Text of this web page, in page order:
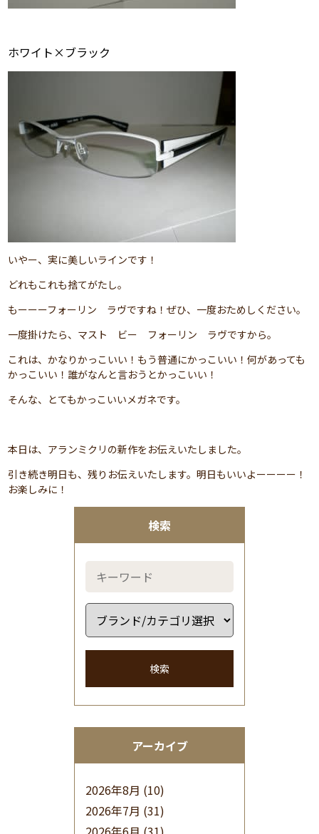
検索
検索
アーカイブ
2026年8月 (10)
2026年7月 (31)
ホワイト×ブラック
いやー、実に美しいラインです！
どれもこれも捨てがたし。
もーーーフォーリン ラヴですね！ぜひ、一度おためしください。
一度掛けたら、マスト ビー フォーリン ラヴですから。
これは、かなりかっこいい！もう普通にかっこいい！何があっても
かっこいい！誰がなんと言おうとかっこいい！
そんな、とてもかっこいいメガネです。
本日は、アランミクリの新作をお伝えいたしました。
引き続き明日も、残りお伝えいたします。明日もいいよーーーー！
お楽しみに！